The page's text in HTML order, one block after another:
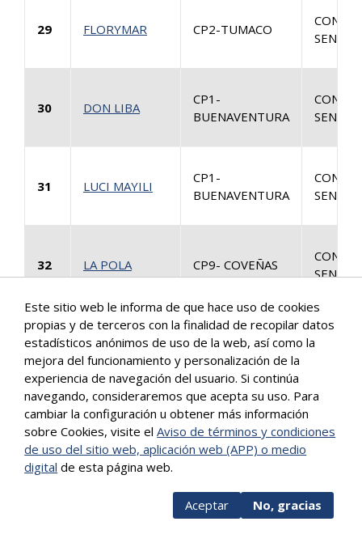
29 FLORYMAR CP2-TUMACO
30 DON LIBA
CP1-
BUENAVENTURA
31 LUCI MAYILI
CP1-
BUENAVENTURA
32 LA POLA CP9- COVEÑAS
33 LUZ ESTELLA
CP3-
BARRANQUILLA
34 SANTA ANA Y
CP1-
BUENAVENTURA
CP1-
BUENAVENTURA
Este sitio web le informa de que hace uso de cookies
propias y de terceros con la finalidad de recopilar datos
estadísticos anónimos de uso de la web, así como la
mejora del funcionamiento y personalización de la
experiencia de navegación del usuario. Si continúa
navegando, consideraremos que acepta su uso. Para
cambiar la configuración u obtener más información
sobre Cookies, visite elAviso de términos y condiciones
de uso del sitio web, aplicación web (APP) o medio
digital de esta página web.
Aceptar No, gracias